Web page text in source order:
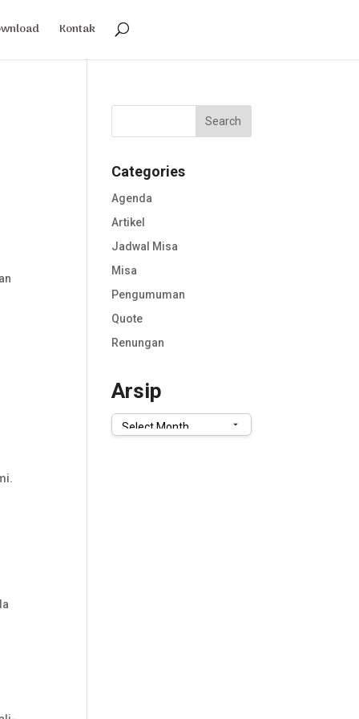
Kontak
Categories
Agenda
Artikel
Jadwal Misa
Misa
Pengumuman
Quote
Renungan
Arsip
Arsip